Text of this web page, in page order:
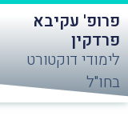
דילוג
לתוכןפרופ' עקיבא
פרדקין
לימודי דוקטורט
בחו"ל